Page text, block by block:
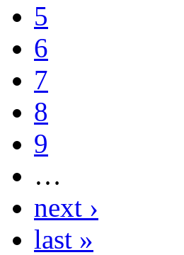
5
6
7
8
9
…
next ›
last »